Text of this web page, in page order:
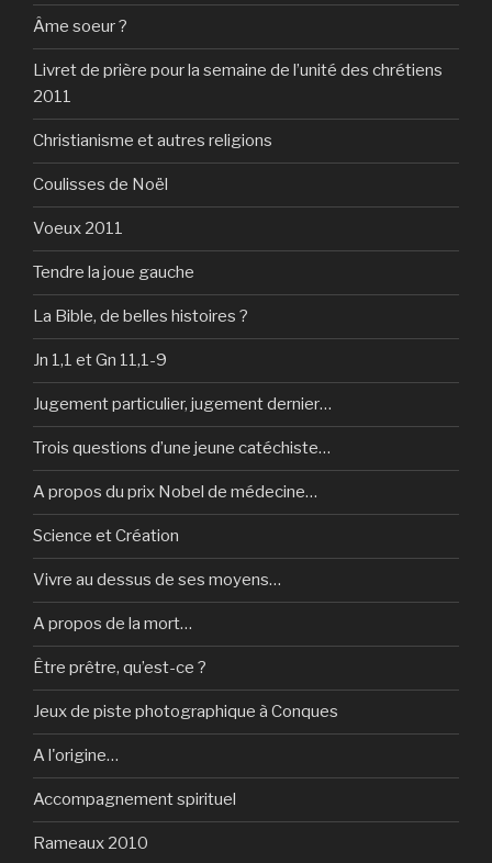
Âme soeur ?
Livret de prière pour la semaine de l’unité des chrétiens
2011
Christianisme et autres religions
Coulisses de Noël
Voeux 2011
Tendre la joue gauche
La Bible, de belles histoires ?
Jn 1,1 et Gn 11,1-9
Jugement particulier, jugement dernier…
Trois questions d’une jeune catéchiste…
A propos du prix Nobel de médecine…
Science et Création
Vivre au dessus de ses moyens…
A propos de la mort…
Être prêtre, qu’est-ce ?
Jeux de piste photographique à Conques
A l'origine…
Accompagnement spirituel
Rameaux 2010